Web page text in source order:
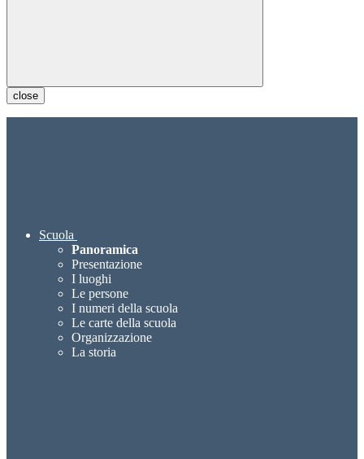
close
Scuola
Panoramica
Presentazione
I luoghi
Le persone
I numeri della scuola
Le carte della scuola
Organizzazione
La storia